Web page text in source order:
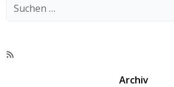
RSS-
Archiv